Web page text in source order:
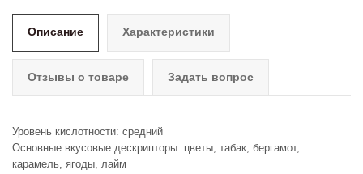
Описание Характеристики
Отзывы о товаре Задать вопрос
Уровень кислотности: средний
Основные вкусовые дескрипторы: цветы, табак, бергамот,
карамель, ягоды, лайм